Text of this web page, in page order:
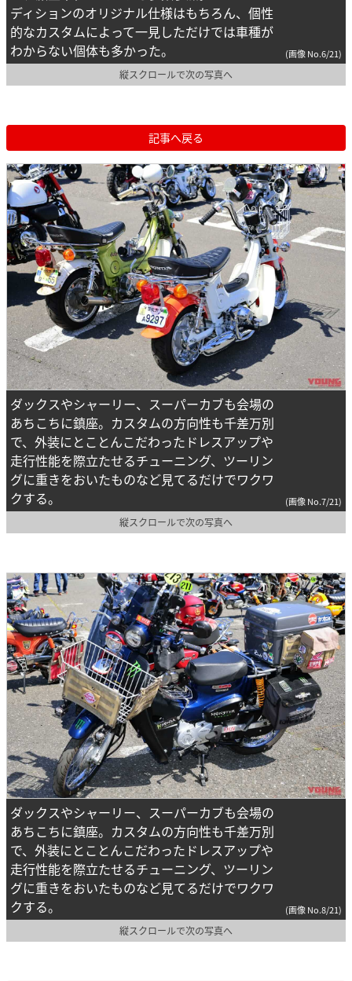
ディションのオリジナル仕様はもちろん、個性
的なカスタムによって一見しただけでは車種が
わからない個体も多かった。
(画像 No.6/21)
縦スクロールで次の写真へ
記事へ戻る
ダックスやシャーリー、スーパーカブも会場の
あちこちに鎮座。カスタムの方向性も千差万別
で、外装にとことんこだわったドレスアップや
走行性能を際立たせるチューニング、ツーリン
グに重きをおいたものなど見てるだけでワクワ
クする。
(画像 No.7/21)
縦スクロールで次の写真へ
ダックスやシャーリー、スーパーカブも会場の
あちこちに鎮座。カスタムの方向性も千差万別
で、外装にとことんこだわったドレスアップや
走行性能を際立たせるチューニング、ツーリン
グに重きをおいたものなど見てるだけでワクワ
クする。
(画像 No.8/21)
縦スクロールで次の写真へ